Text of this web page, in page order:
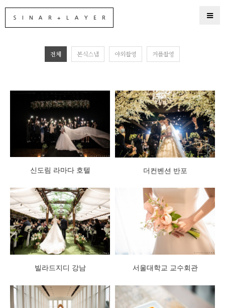
전체 본식스냅 야외촬영 커플촬영
신도림 라마다 호텔 더컨벤션 반포
빌라드지디 강남 서울대학교 교수회관